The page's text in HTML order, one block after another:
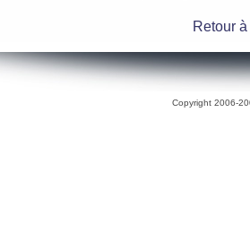
Retour
Copyright 2006-